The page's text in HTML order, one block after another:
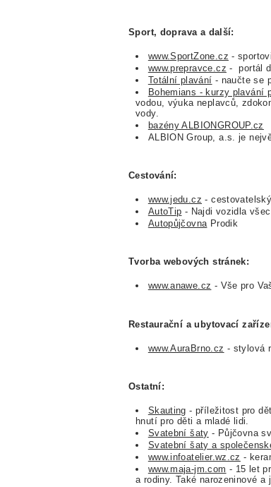
Sport, doprava a další:
www.SportZone.cz -
www.prepravce.cz - portál
Totální plavání - naučte se
Bohemians - kurzy plavání
vodou, výuka neplavců,
vody.
bazény ALBIONGROUP.cz
ALBION Group, a.s. je
Cestování:
www.jedu.cz -
AutoTip - Najdi vozidla
AutopůjčovnaProdik
Tvorba webových stránek:
www.anawe.cz - Vše pro
Restaurační a ubytovací
www.AuraBrno.cz - stylová
Ostatní:
Skauting - příležitost pro
hnutí pro děti a mladé lidi.
Svatební šaty - Půjčovna
Svatební šaty a
www.infoatelier.wz.cz -
www.maja-jm.com - 15 let
a rodiny. Také narozeninové a